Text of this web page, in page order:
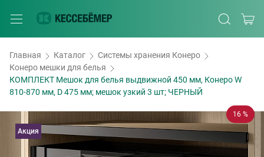
Главная Каталог
Системы хранения Конеро
Конеро мешки для белья
КОМПЛЕКТ Мешок для белья выдвижной 450 мм, Конеро W
810-870 мм, D 475 мм; мешок узкий 3 шт; ЧЕРНЫЙ
16 %
Акция